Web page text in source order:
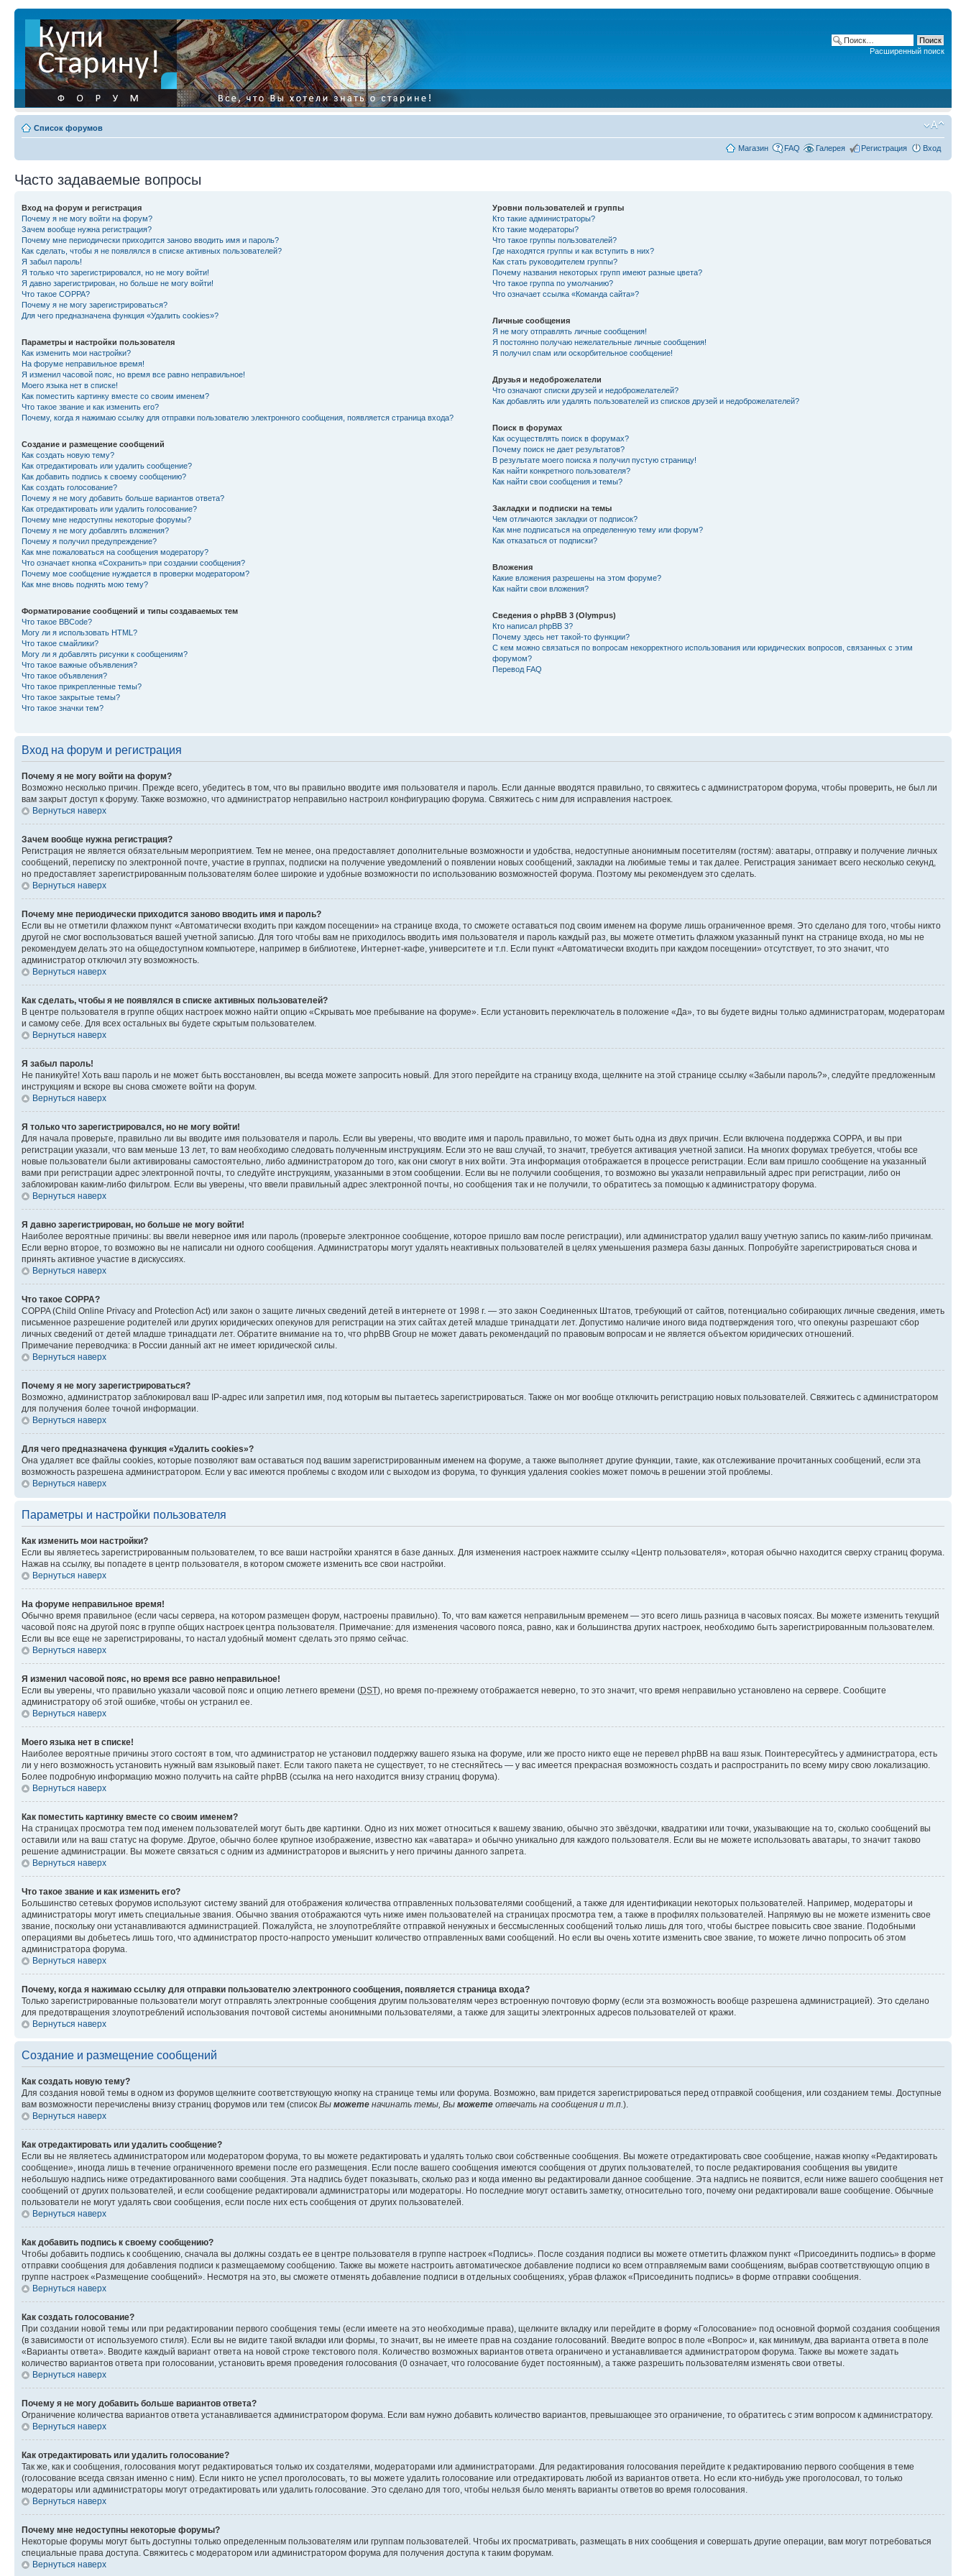
Расширенный поиск
Список форумов
Магазин FAQ Галерея Регистрация Вход
Часто задаваемые вопросы
Вход на форум и регистрация
Почему я не могу войти на форум?
Зачем вообще нужна регистрация?
Почему мне периодически приходится заново вводить имя и пароль?
Как сделать, чтобы я не появлялся в списке активных пользователей?
Я забыл пароль!
Я только что зарегистрировался, но не могу войти!
Я давно зарегистрирован, но больше не могу войти!
Что такое COPPA?
Почему я не могу зарегистрироваться?
Для чего предназначена функция «Удалить cookies»?
Параметры и настройки пользователя
Как изменить мои настройки?
На форуме неправильное время!
Я изменил часовой пояс, но время все равно неправильное!
Моего языка нет в списке!
Как поместить картинку вместе со своим именем?
Что такое звание и как изменить его?
Почему, когда я нажимаю ссылку для отправки пользователю электронного сообщения, появляется страница входа?
Создание и размещение сообщений
Как создать новую тему?
Как отредактировать или удалить сообщение?
Как добавить подпись к своему сообщению?
Как создать голосование?
Почему я не могу добавить больше вариантов ответа?
Как отредактировать или удалить голосование?
Почему мне недоступны некоторые форумы?
Почему я не могу добавлять вложения?
Почему я получил предупреждение?
Как мне пожаловаться на сообщения модератору?
Что означает кнопка «Сохранить» при создании сообщения?
Почему мое сообщение нуждается в проверки модератором?
Как мне вновь поднять мою тему?
Форматирование сообщений и типы создаваемых тем
Что такое BBCode?
Могу ли я использовать HTML?
Что такое смайлики?
Могу ли я добавлять рисунки к сообщениям?
Что такое важные объявления?
Что такое объявления?
Что такое прикрепленные темы?
Что такое закрытые темы?
Что такое значки тем?
Уровни пользователей и группы
Кто такие администраторы?
Кто такие модераторы?
Что такое группы пользователей?
Где находятся группы и как вступить в них?
Как стать руководителем группы?
Почему названия некоторых групп имеют разные цвета?
Что такое группа по умолчанию?
Что означает ссылка «Команда сайта»?
Личные сообщения
Я не могу отправлять личные сообщения!
Я постоянно получаю нежелательные личные сообщения!
Я получил спам или оскорбительное сообщение!
Друзья и недоброжелатели
Что означают списки друзей и недоброжелателей?
Как добавлять или удалять пользователей из списков друзей и недоброжелателей?
Поиск в форумах
Как осуществлять поиск в форумах?
Почему поиск не дает результатов?
В результате моего поиска я получил пустую страницу!
Как найти конкретного пользователя?
Как найти свои сообщения и темы?
Закладки и подписки на темы
Чем отличаются закладки от подписок?
Как мне подписаться на определенную тему или форум?
Как отказаться от подписки?
Вложения
Какие вложения разрешены на этом форуме?
Как найти свои вложения?
Сведения о phpBB 3 (Olympus)
Кто написал phpBB 3?
Почему здесь нет такой-то функции?
С кем можно связаться по вопросам некорректного использования или юридических вопросов, связанных с этим
форумом?
Перевод FAQ
Вход на форум и регистрация
Почему я не могу войти на форум?
Возможно несколько причин. Прежде всего, убедитесь в том, что вы правильно вводите имя пользователя и пароль. Если данные вводятся правильно, то свяжитесь с администратором форума, чтобы проверить, не был ли
вам закрыт доступ к форуму. Также возможно, что администратор неправильно настроил конфигурацию форума. Свяжитесь с ним для исправления настроек.
Вернуться наверх
Зачем вообще нужна регистрация?
Регистрация не является обязательным мероприятием. Тем не менее, она предоставляет дополнительные возможности и удобства, недоступные анонимным посетителям (гостям): аватары, отправку и получение личных
сообщений, переписку по электронной почте, участие в группах, подписки на получение уведомлений о появлении новых сообщений, закладки на любимые темы и так далее. Регистрация занимает всего несколько секунд,
но предоставляет зарегистрированным пользователям более широкие и удобные возможности по использованию возможностей форума. Поэтому мы рекомендуем это сделать.
Вернуться наверх
Почему мне периодически приходится заново вводить имя и пароль?
Если вы не отметили флажком пункт «Автоматически входить при каждом посещении» на странице входа, то сможете оставаться под своим именем на форуме лишь ограниченное время. Это сделано для того, чтобы никто
другой не смог воспользоваться вашей учетной записью. Для того чтобы вам не приходилось вводить имя пользователя и пароль каждый раз, вы можете отметить флажком указанный пункт на странице входа, но мы не
рекомендуем делать это на общедоступном компьютере, например в библиотеке, Интернет-кафе, университете и т.п. Если пункт «Автоматически входить при каждом посещении» отсутствует, то это значит, что
администратор отключил эту возможность.
Вернуться наверх
Как сделать, чтобы я не появлялся в списке активных пользователей?
В центре пользователя в группе общих настроек можно найти опцию «Скрывать мое пребывание на форуме». Если установить переключатель в положение «Да», то вы будете видны только администраторам, модераторам
и самому себе. Для всех остальных вы будете скрытым пользователем.
Вернуться наверх
Я забыл пароль!
Не паникуйте! Хоть ваш пароль и не может быть восстановлен, вы всегда можете запросить новый. Для этого перейдите на страницу входа, щелкните на этой странице ссылку «Забыли пароль?», следуйте предложенным
инструкциям и вскоре вы снова сможете войти на форум.
Вернуться наверх
Я только что зарегистрировался, но не могу войти!
Для начала проверьте, правильно ли вы вводите имя пользователя и пароль. Если вы уверены, что вводите имя и пароль правильно, то может быть одна из двух причин. Если включена поддержка COPPA, и вы при
регистрации указали, что вам меньше 13 лет, то вам необходимо следовать полученным инструкциям. Если это не ваш случай, то значит, требуется активация учетной записи. На многих форумах требуется, чтобы все
новые пользователи были активированы самостоятельно, либо администратором до того, как они смогут в них войти. Эта информация отображается в процессе регистрации. Если вам пришло сообщение на указанный
вами при регистрации адрес электронной почты, то следуйте инструкциям, указанными в этом сообщении. Если вы не получили сообщения, то возможно вы указали неправильный адрес при регистрации, либо он
заблокирован каким-либо фильтром. Если вы уверены, что ввели правильный адрес электронной почты, но сообщения так и не получили, то обратитесь за помощью к администратору форума.
Вернуться наверх
Я давно зарегистрирован, но больше не могу войти!
Наиболее вероятные причины: вы ввели неверное имя или пароль (проверьте электронное сообщение, которое пришло вам после регистрации), или администратор удалил вашу учетную запись по каким-либо причинам.
Если верно второе, то возможно вы не написали ни одного сообщения. Администраторы могут удалять неактивных пользователей в целях уменьшения размера базы данных. Попробуйте зарегистрироваться снова и
принять активное участие в дискуссиях.
Вернуться наверх
Что такое COPPA?
COPPA (Child Online Privacy and Protection Act) или закон о защите личных сведений детей в интернете от 1998 г. — это закон Соединенных Штатов, требующий от сайтов, потенциально собирающих личные сведения, иметь
письменное разрешение родителей или других юридических опекунов для регистрации на этих сайтах детей младше тринадцати лет. Допустимо наличие иного вида подтверждения того, что опекуны разрешают сбор
личных сведений от детей младше тринадцати лет. Обратите внимание на то, что phpBB Group не может давать рекомендаций по правовым вопросам и не является объектом юридических отношений.
Примечание переводчика: в России данный акт не имеет юридической силы.
Вернуться наверх
Почему я не могу зарегистрироваться?
Возможно, администратор заблокировал ваш IP-адрес или запретил имя, под которым вы пытаетесь зарегистрироваться. Также он мог вообще отключить регистрацию новых пользователей. Свяжитесь с администратором
для получения более точной информации.
Вернуться наверх
Для чего предназначена функция «Удалить cookies»?
Она удаляет все файлы cookies, которые позволяют вам оставаться под вашим зарегистрированным именем на форуме, а также выполняет другие функции, такие, как отслеживание прочитанных сообщений, если эта
возможность разрешена администратором. Если у вас имеются проблемы с входом или с выходом из форума, то функция удаления cookies может помочь в решении этой проблемы.
Вернуться наверх
Параметры и настройки пользователя
Как изменить мои настройки?
Если вы являетесь зарегистрированным пользователем, то все ваши настройки хранятся в базе данных. Для изменения настроек нажмите ссылку «Центр пользователя», которая обычно находится сверху страниц форума.
Нажав на ссылку, вы попадете в центр пользователя, в котором сможете изменить все свои настройки.
Вернуться наверх
На форуме неправильное время!
Обычно время правильное (если часы сервера, на котором размещен форум, настроены правильно). То, что вам кажется неправильным временем — это всего лишь разница в часовых поясах. Вы можете изменить текущий
часовой пояс на другой пояс в группе общих настроек центра пользователя. Примечание: для изменения часового пояса, равно, как и большинства других настроек, необходимо быть зарегистрированным пользователем.
Если вы все еще не зарегистрированы, то настал удобный момент сделать это прямо сейчас.
Вернуться наверх
Я изменил часовой пояс, но время все равно неправильное!
Если вы уверены, что правильно указали часовой пояс и опцию летнего времени (DST), но время по-прежнему отображается неверно, то это значит, что время неправильно установлено на сервере. Сообщите
администратору об этой ошибке, чтобы он устранил ее.
Вернуться наверх
Моего языка нет в списке!
Наиболее вероятные причины этого состоят в том, что администратор не установил поддержку вашего языка на форуме, или же просто никто еще не перевел phpBB на ваш язык. Поинтересуйтесь у администратора, есть
ли у него возможность установить нужный вам языковый пакет. Если такого пакета не существует, то не стесняйтесь — у вас имеется прекрасная возможность создать и распространить по всему миру свою локализацию.
Более подробную информацию можно получить на сайте phpBB (ссылка на него находится внизу страниц форума).
Вернуться наверх
Как поместить картинку вместе со своим именем?
На страницах просмотра тем под именем пользователей могут быть две картинки. Одно из них может относиться к вашему званию, обычно это звёздочки, квадратики или точки, указывающие на то, сколько сообщений вы
оставили или на ваш статус на форуме. Другое, обычно более крупное изображение, известно как «аватара» и обычно уникально для каждого пользователя. Если вы не можете использовать аватары, то значит таково
решение администрации. Вы можете связаться с одним из администраторов и выяснить у него причины данного запрета.
Вернуться наверх
Что такое звание и как изменить его?
Большинство сетевых форумов используют систему званий для отображения количества отправленных пользователями сообщений, а также для идентификации некоторых пользователей. Например, модераторы и
администраторы могут иметь специальные звания. Обычно звания отображаются чуть ниже имен пользователей на страницах просмотра тем, а также в профилях пользователей. Напрямую вы не можете изменить свое
звание, поскольку они устанавливаются администрацией. Пожалуйста, не злоупотребляйте отправкой ненужных и бессмысленных сообщений только лишь для того, чтобы быстрее повысить свое звание. Подобными
операциями вы добьетесь лишь того, что администратор просто-напросто уменьшит количество отправленных вами сообщений. Но если вы очень хотите изменить свое звание, то можете лично попросить об этом
администратора форума.
Вернуться наверх
Почему, когда я нажимаю ссылку для отправки пользователю электронного сообщения, появляется страница входа?
Только зарегистрированные пользователи могут отправлять электронные сообщения другим пользователям через встроенную почтовую форму (если эта возможность вообще разрешена администрацией). Это сделано
для предотвращения злоупотреблений использования почтовой системы анонимными пользователями, а также для защиты электронных адресов пользователей от кражи.
Вернуться наверх
Создание и размещение сообщений
Как создать новую тему?
Для создания новой темы в одном из форумов щелкните соответствующую кнопку на странице темы или форума. Возможно, вам придется зарегистрироваться перед отправкой сообщения, или созданием темы. Доступные
вам возможности перечислены внизу страниц форумов или тем (список Вы можете начинать темы, Вы можете отвечать на сообщения и т.п.).
Вернуться наверх
Как отредактировать или удалить сообщение?
Если вы не являетесь администратором или модератором форума, то вы можете редактировать и удалять только свои собственные сообщения. Вы можете отредактировать свое сообщение, нажав кнопку «Редактировать
сообщение», иногда лишь в течение ограниченного времени после его размещения. Если после вашего сообщения имеются сообщения от других пользователей, то после редактирования сообщения вы увидите
небольшую надпись ниже отредактированного вами сообщения. Эта надпись будет показывать, сколько раз и когда именно вы редактировали данное сообщение. Эта надпись не появится, если ниже вашего сообщения нет
сообщений от других пользователей, и если сообщение редактировали администраторы или модераторы. Но последние могут оставить заметку, относительно того, почему они редактировали ваше сообщение. Обычные
пользователи не могут удалять свои сообщения, если после них есть сообщения от других пользователей.
Вернуться наверх
Как добавить подпись к своему сообщению?
Чтобы добавить подпись к сообщению, сначала вы должны создать ее в центре пользователя в группе настроек «Подпись». После создания подписи вы можете отметить флажком пункт «Присоединить подпись» в форме
отправки сообщения для добавления подписи к размещаемому сообщению. Также вы можете настроить автоматическое добавление подписи ко всем отправляемым вами сообщениям, выбрав соответствующую опцию в
группе настроек «Размещение сообщений». Несмотря на это, вы сможете отменять добавление подписи в отдельных сообщениях, убрав флажок «Присоединить подпись» в форме отправки сообщения.
Вернуться наверх
Как создать голосование?
При создании новой темы или при редактировании первого сообщения темы (если имеете на это необходимые права), щелкните вкладку или перейдите в форму «Голосование» под основной формой создания сообщения
(в зависимости от используемого стиля). Если вы не видите такой вкладки или формы, то значит, вы не имеете прав на создание голосований. Введите вопрос в поле «Вопрос» и, как минимум, два варианта ответа в поле
«Варианты ответа». Вводите каждый вариант ответа на новой строке текстового поля. Количество возможных вариантов ответа ограничено и устанавливается администратором форума. Также вы можете задать
количество вариантов ответа при голосовании, установить время проведения голосования (0 означает, что голосование будет постоянным), а также разрешить пользователям изменять свои ответы.
Вернуться наверх
Почему я не могу добавить больше вариантов ответа?
Ограничение количества вариантов ответа устанавливается администратором форума. Если вам нужно добавить количество вариантов, превышающее это ограничение, то обратитесь с этим вопросом к администратору.
Вернуться наверх
Как отредактировать или удалить голосование?
Так же, как и сообщения, голосования могут редактироваться только их создателями, модераторами или администраторами. Для редактирования голосования перейдите к редактированию первого сообщения в теме
(голосование всегда связан именно с ним). Если никто не успел проголосовать, то вы можете удалить голосование или отредактировать любой из вариантов ответа. Но если кто-нибудь уже проголосовал, то только
модераторы или администраторы могут отредактировать или удалить голосование. Это сделано для того, чтобы нельзя было менять варианты ответов во время голосования.
Вернуться наверх
Почему мне недоступны некоторые форумы?
Некоторые форумы могут быть доступны только определенным пользователям или группам пользователей. Чтобы их просматривать, размещать в них сообщения и совершать другие операции, вам могут потребоваться
специальные права доступа. Свяжитесь с модератором или администратором форума для получения доступа к таким форумам.
Вернуться наверх